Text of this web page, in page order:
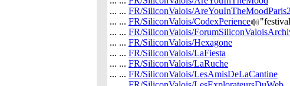
... ... FR/SiliconValois/AreYouInTheMoodParis2
... ... FR/SiliconValois/CodexPerience
... ... FR/SiliconValois/
... ... FR/SiliconValois/Hexagone
... ... FR/SiliconValois/LaFiesta
... ... FR/SiliconValois/LaRuche
... ... FR/SiliconValois/LesAmisDeLaCantine